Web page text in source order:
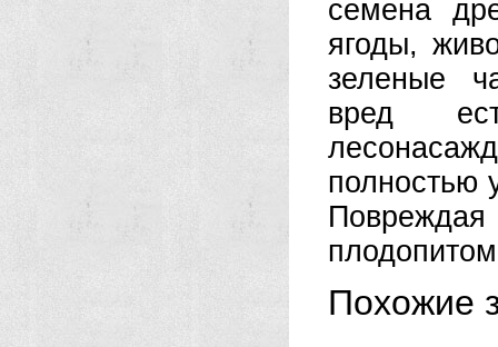
семена
ягоды,
зе­леные
вред
полностью
Похожие